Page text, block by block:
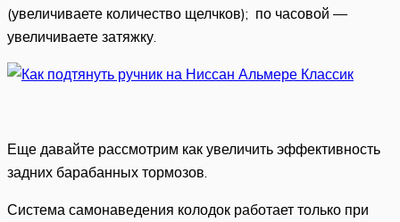
(увеличиваете количество щелчков); по часовой —
увеличиваете затяжку.
Еще давайте рассмотрим как увеличить эффективность
задних барабанных тормозов.
Система самонаведения колодок работает только при